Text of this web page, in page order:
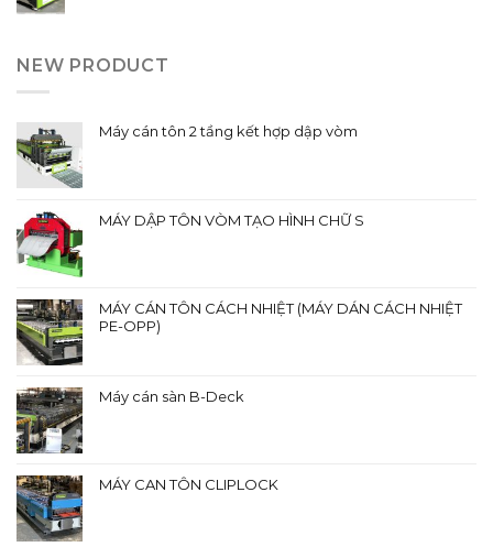
NEW PRODUCT
Máy cán tôn 2 tầng kết hợp dập vòm
MÁY DẬP TÔN VÒM TẠO HÌNH CHỮ S
MÁY CÁN TÔN CÁCH NHIỆT (MÁY DÁN CÁCH NHIỆT
PE-OPP)
Máy cán sàn B-Deck
MÁY CAN TÔN CLIPLOCK